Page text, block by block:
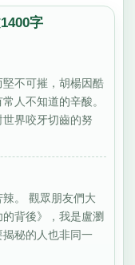
字
不可摧，胡楊因酷
人不知道的辛酸。
界咬牙切齒的努
。 觀眾朋友們大
背後》，我是盧瀏
秘的人也非同一